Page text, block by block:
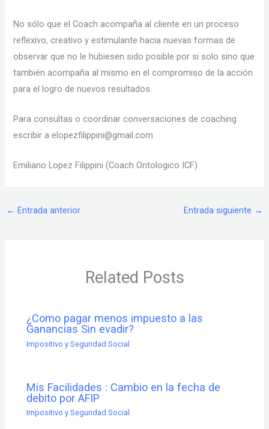
No sólo que el Coach acompaña al cliente en un proceso
reflexivo, creativo y estimulante hacia nuevas formas de
observar que no le hubiesen sido posible por si solo sino que
también acompaña al mismo en el compromiso de la acción
para el logro de nuevos resultados.
Para consultas o coordinar conversaciones de coaching
escribir a elopezfilippini@gmail.com
Emiliano Lopez Filippini (Coach Ontologico ICF)
← Entrada anterior Entrada siguiente →
Related Posts
¿Como pagar menos impuesto a las
Ganancias Sin evadir?
Impositivo y Seguridad Social
Mis Facilidades : Cambio en la fecha de
debito por AFIP
Impositivo y Seguridad Social